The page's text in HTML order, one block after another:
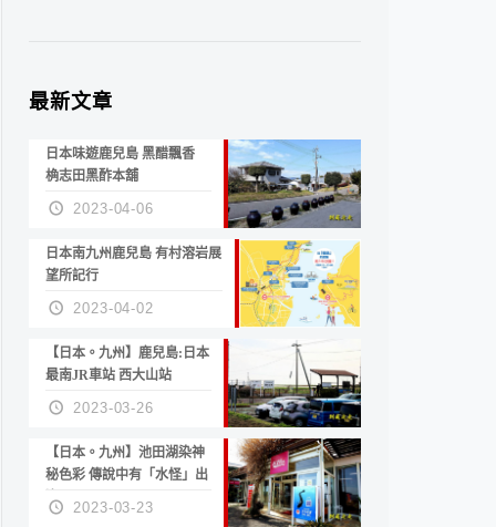
最新文章
日本味遊鹿兒島 黑醋飄香
桷志田黑酢本舖
2023-04-06
日本南九州鹿兒島 有村溶岩展
望所記行
2023-04-02
【日本。九州】鹿兒島:日本
最南JR車站 西大山站
2023-03-26
【日本。九州】池田湖染神
秘色彩 傳說中有「水怪」出
沒
2023-03-23